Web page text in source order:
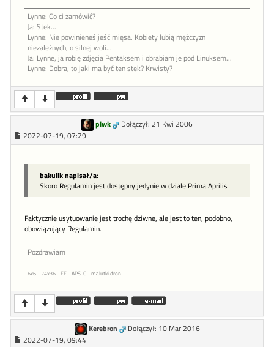
Lynne: Co ci zamówić?
Ja: Stek...
Lynne: Nie powinieneś jeść mięsa. Kobiety lubią mężczyzn
niezależnych, o silnej woli...
Ja: Lynne, ja robię zdjęcia Pentaksem i obrabiam je pod Linuksem...
Lynne: Dobra, to jaki ma być ten stek? Krwisty?
plwk
Dołączył: 21 Kwi 2006
2022-07-19, 07:29
bakulik napisał/a:
Skoro Regulamin jest dostępny jedynie w dziale Prima Aprilis
Faktycznie usytuowanie jest trochę dziwne, ale jest to ten, podobno,
obowiązujący Regulamin.
Pozdrawiam
6x6 - 24x36 - FF - APS-C - malutki dron
Kerebron
Dołączył: 10 Mar 2016
2022-07-19, 09:44